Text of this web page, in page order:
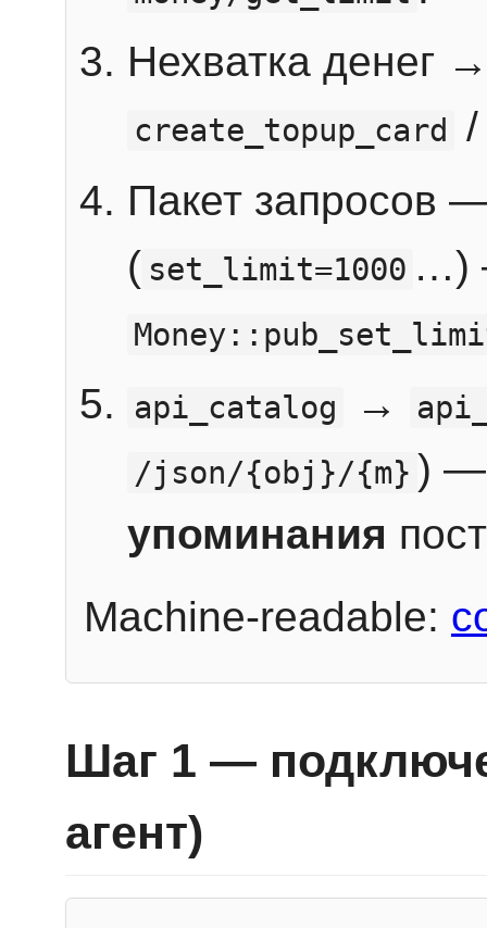
Нехватка денег
create_topup_card
Пакет запросов
( set_limit=1000 …)
api_catalog
→
/json/{obj}/{m} ) —
упоминания
Machine-readable:
Шаг 1 —
агент)